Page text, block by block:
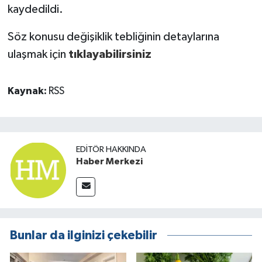
kaydedildi.
Söz konusu değişiklik tebliğinin detaylarına
ulaşmak için tıklayabilirsiniz
Kaynak: RSS
EDITÖR HAKKINDA
Haber Merkezi
Bunlar da ilginizi çekebilir